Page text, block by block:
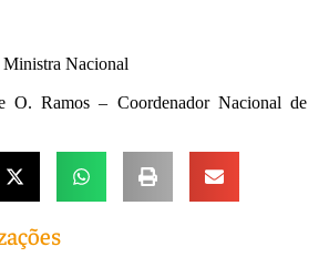
Nacional
O. Ramos – Coordenador Nacional de